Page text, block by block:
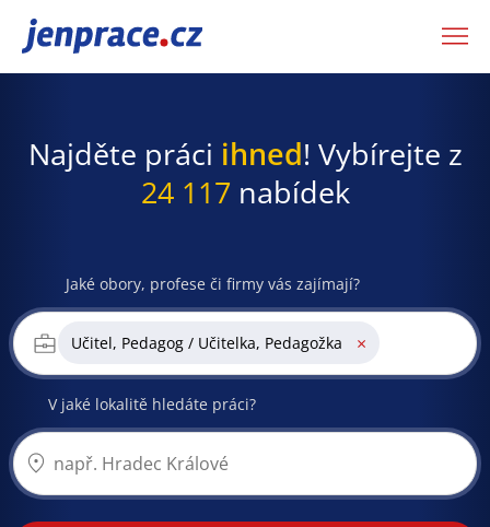
JenPráce.cz
Najděte práci ihned! Vybírejte z
24 117 nabídek
Jaké obory, profese či firmy vás zajímají?
Učitel, Pedagog / Učitelka, Pedagožka ×
V jaké lokalitě hledáte práci?